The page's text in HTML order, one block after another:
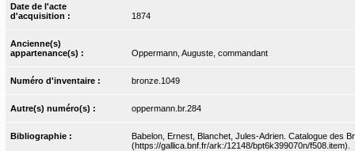
Date de l'acte
d'acquisition :
1874
Ancienne(s)
appartenance(s) :
Oppermann, Auguste, commandant
Numéro d'inventaire : bronze.1049
Autre(s) numéro(s) : oppermann.br.284
Bibliographie :
Babelon, Ernest, Blanchet, Jules-Adrien. Catalogue des
(https://gallica.bnf.fr/ark:/12148/bpt6k399070n/f508.item).